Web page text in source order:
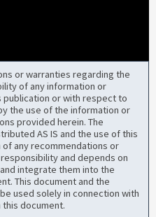
or warranties regarding the
of any information or
or with respect to
the use of the information or
provided herein. The
AS IS and the use of this
any recommendations or
and depends on
integrate them into the
This document and the
used solely in connection with
document.